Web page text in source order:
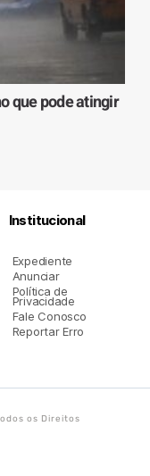
que pode atingir
Institucional
Expediente
Anunciar
Política de
Privacidade
Fale Conosco
Reportar Erro
os Direitos